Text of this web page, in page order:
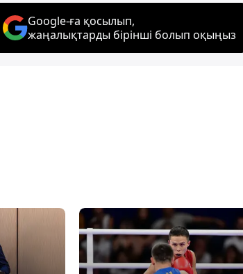
Google-ға қосылып,
жаңалықтарды бірінші болып оқыңыз